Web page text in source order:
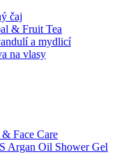
čaj
& Fruit Tea
a mydlicí
na vlasy
Face Care
Oil Shower Gel